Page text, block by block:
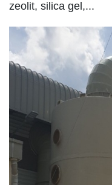
zeolit, silica gel,...